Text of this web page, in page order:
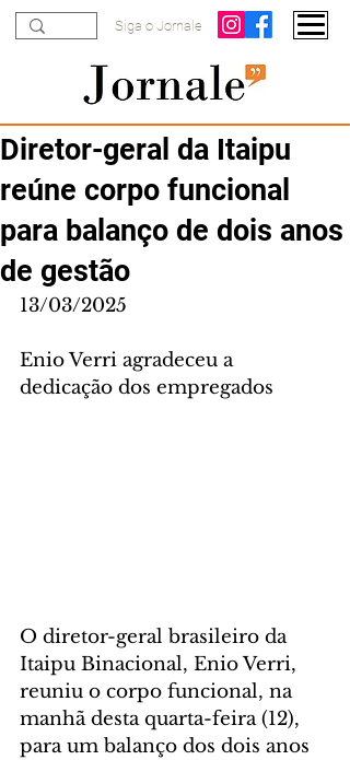
Siga o Jornale
Diretor-geral da Itaipu
reúne corpo funcional
para balanço de dois anos
de gestão
13/03/2025
Enio Verri agradeceu a
dedicação dos empregados
O diretor-geral brasileiro da
Itaipu Binacional, Enio Verri,
reuniu o corpo funcional, na
manhã desta quarta-feira (12),
para um balanço dos dois anos